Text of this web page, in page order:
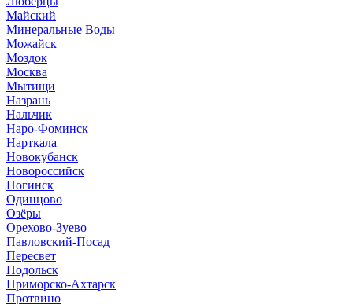
Майский
Минеральные Воды
Можайск
Моздок
Москва
Мытищи
Назрань
Нальчик
Наро-Фоминск
Нарткала
Новокубанск
Новороссийск
Ногинск
Одинцово
Озёры
Орехово-Зуево
Павловский-Посад
Пересвет
Подольск
Приморско-Ахтарск
Протвино